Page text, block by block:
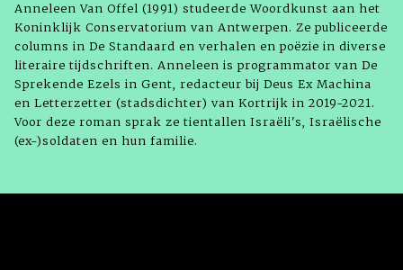
Anneleen Van Offel (1991) studeerde Woordkunst aan het
Koninklijk Conservatorium van Antwerpen. Ze publiceerde
columns in De Standaard en verhalen en poëzie in diverse
literaire tijdschriften. Anneleen is programmator van De
Sprekende Ezels in Gent, redacteur bij Deus Ex Machina
en Letterzetter (stadsdichter) van Kortrijk in 2019-2021.
Voor deze roman sprak ze tientallen Israëli's, Israëlische
(ex-)soldaten en hun familie.